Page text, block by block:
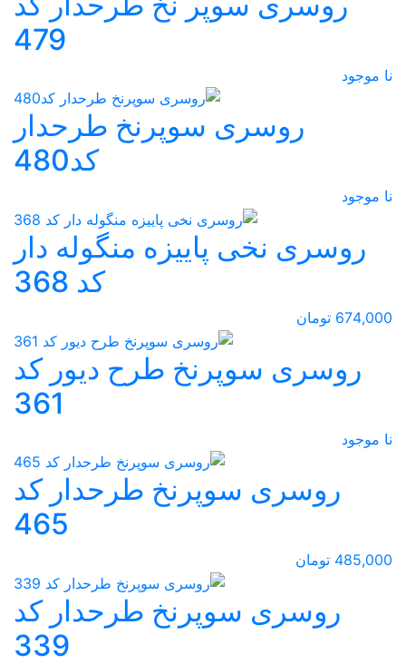
479
نا موجود
روسری سوپرنخ طرحدار
کد480
نا موجود
روسری نخی پاییزه منگوله دار
کد 368
674,000 تومان
روسری سوپرنخ طرح دیور کد
361
نا موجود
روسری سوپرنخ طرحدار کد
465
485,000 تومان
روسری سوپرنخ طرحدار کد
339